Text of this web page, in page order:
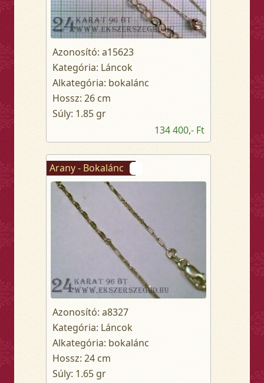
Azonosító: a15623
Kategória: Láncok
Alkategória: bokalánc
Hossz: 26 cm
Súly: 1.85 gr
134 400,- Ft
Arany - Bokalánc
Azonosító: a8327
Kategória: Láncok
Alkategória: bokalánc
Hossz: 24 cm
Súly: 1.65 gr